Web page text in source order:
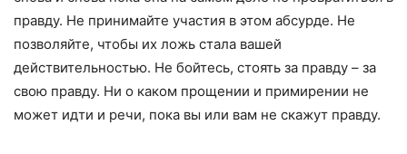
правду. Не принимайте участия в этом абсурде. Не
позволяйте, чтобы их ложь стала вашей
действительностью. Не бойтесь, стоять за правду – за
свою правду. Ни о каком прощении и примирении не
может идти и речи, пока вы или вам не скажут правду.